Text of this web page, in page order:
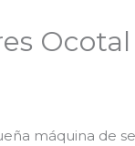
Ocotal
máquina de